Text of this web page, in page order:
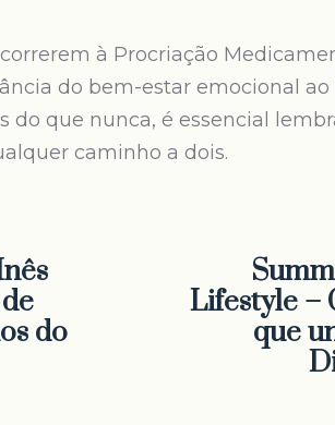
à Procriação
do bem-estar emocional ao
do que nunca, é essencial
caminho a dois.
do
Lifestyle –
que